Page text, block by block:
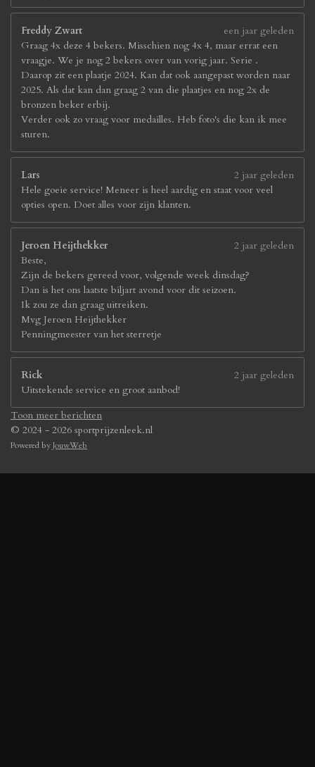
Freddy Zwart
een jaar geleden
Graag 4x deze 4 bekers. Misschien nog 4x 4, maar errat een
vraagje. We je nog 2 bekers over van vorig jaar. Serie .
Daarop zit een plaatje 2024. Kan dat ook aangepast worden naar
2025. Als dat kan dan graag 2 van die plaatjes en nog 2x de
bronzen beker erbij.
Verder ook zo vraag voor medailles. Heb foto's die kan ik mee
sturen.
Lars
2 jaar geleden
Hele goeie service! Meneer is heel aardig en staat voor veel
opties open. Doet alles voor zijn klanten.
Jeroen Heijthekker
2 jaar geleden
Beste,
Zijn de bekers gereed voor, volgende week dinsdag?
Dan is het ons laatste biljart avond voor dit seizoen.
Ik zou ze dan graag uitreiken.
Mvg Jeroen Heijthekker
Penningmeester van het sterretje
Rick
2 jaar geleden
Uitstekende service en groot aanbod!
Toon meer berichten
© 2024 - 2026 sportprijzenleek.nl
Powered byJouwWeb